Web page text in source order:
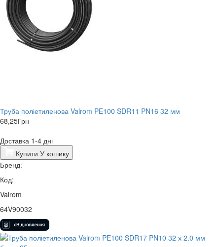
Труба поліетиленова Valrom PE100 SDR11 PN16 32 мм
68,25Грн
Доставка 1-4 дні
Купити У кошику
Бренд:
Код:
Valrom
64V90032